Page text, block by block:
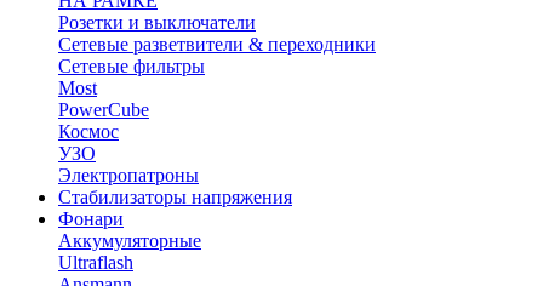
Розетки и выключатели
Сетевые разветвители & переходники
Сетевые фильтры
Most
PowerCube
Космос
УЗО
Электропатроны
Стабилизаторы напряжения
Фонари
Аккумуляторные
Ultraflash